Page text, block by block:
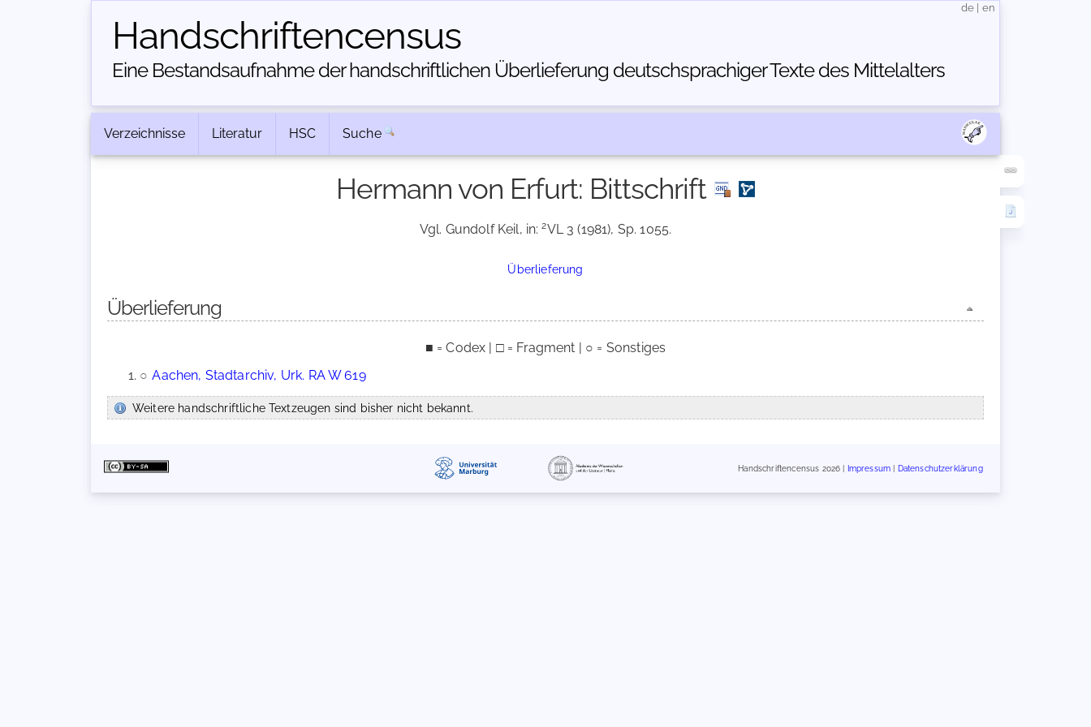
Handschriften­census
Eine Bestandsaufnahme der handschriftlichen Über­lieferung deutschsprachiger Texte des Mittelalters
de en
Verzeichnisse Literatur HSC Suche
Hermann von Erfurt: Bittschrift
Vgl. Gundolf Keil, in:2VL 3 (1981), Sp. 1055.
Überlieferung
Überlieferung
■ = Codex | □ = Fragment | ○ = Sonstiges
○ Aachen, Stadtarchiv, Urk. RA W 619
Weitere handschriftliche Textzeugen sind bisher nicht bekannt.
Handschriftencensus 2026 | Impressum Datenschutzerklärung